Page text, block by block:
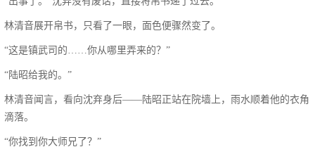
林清音展开帛书，只看了一眼，面色便骤然变了。
“这是镇武司的……你从哪里弄来的？”
“陆昭给我的。”
林清音闻言，看向沈弃身后——陆昭正站在院墙上，雨水顺着他的衣角
滴落。
“你找到你大师兄了？”